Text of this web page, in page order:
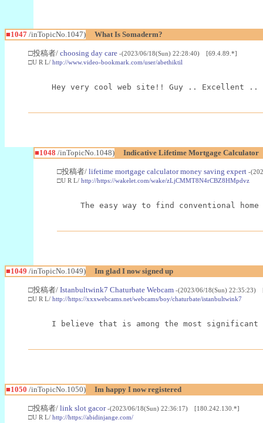
■1047 /inTopicNo.1047) What Is Somaderm?
□投稿者/ choosing day care -(2023/06/18(Sun) 22:28:40) [69.4.89.*]
□U R L/ http://www.video-bookmark.com/user/abethiktil
Hey very cool web site!! Guy .. Excellent ..
■1048 /inTopicNo.1048) Indicative Lifetime Mortgage Calculator
□投稿者/ lifetime mortgage calculator money saving expert -
□U R L/ http://https://wakelet.com/wake/zLjCMMT8N4rCBZ8HMpdvz
The easy way to find conventional
■1049 /inTopicNo.1049) Im glad I now signed up
□投稿者/ Istanbultwink7 Chaturbate Webcam -(2023/06/18(Sun) 22:35:23)
□U R L/ http://https://xxxwebcams.net/webcams/boy/chaturbate/istanbultwink7
I believe that is among the most
■1050 /inTopicNo.1050) Im happy I now registered
□投稿者/ link slot gacor -(2023/06/18(Sun) 22:36:17) [180.242.130.*]
□U R L/ http://https://abidinjange.com/